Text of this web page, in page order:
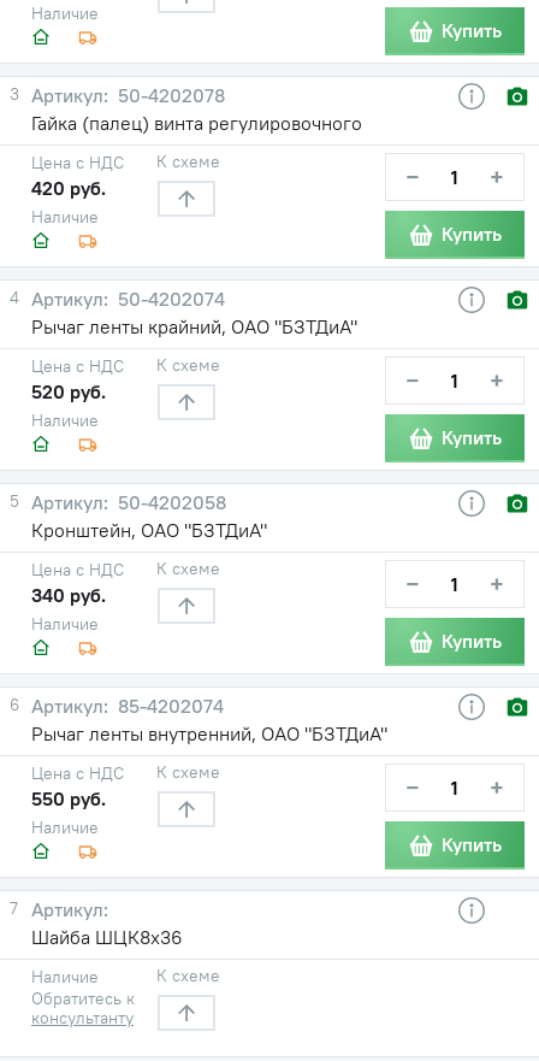
Наличие
Купить
3
50-4202078
Гайка (палец) винта регулировочного
Наличие
Цена с НДС
420 руб.
К схеме − +
Купить
4
50-4202074
Рычаг ленты крайний, ОАО "БЗТДиА"
Наличие
Цена с НДС
520 руб.
К схеме − +
Купить
5
50-4202058
Кронштейн, ОАО "БЗТДиА"
Наличие
Цена с НДС
340 руб.
К схеме − +
Купить
6
85-4202074
Рычаг ленты внутренний, ОАО "БЗТДиА"
Наличие
Цена с НДС
550 руб.
К схеме − +
Купить
7
Шайба ШЦК8х36
Наличие
Обратитесь к
консультанту
К схеме